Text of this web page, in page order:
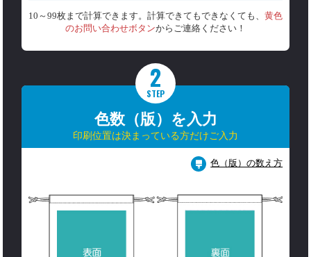
10～99枚まで計算できます。計算できてもできなくても、 黄色
のお問い合わせボタンからご連絡ください！
2
STEP
色数（版）を入力
印刷位置は決まっている方だけご入力
色（版）の数え方